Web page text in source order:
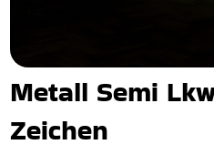
Metall Semi
Zeichen